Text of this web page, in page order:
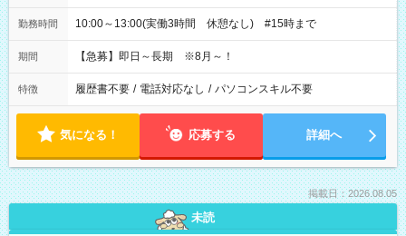
勤務時間 10:00～13:00(実働3時間 休憩なし) #15時まで
期間 【急募】即日～長期 ※8月～！
特徴 履歴書不要 / 電話対応なし / パソコンスキル不要
気になる！ 応募する 詳細へ
掲載日：2026.08.05
未読